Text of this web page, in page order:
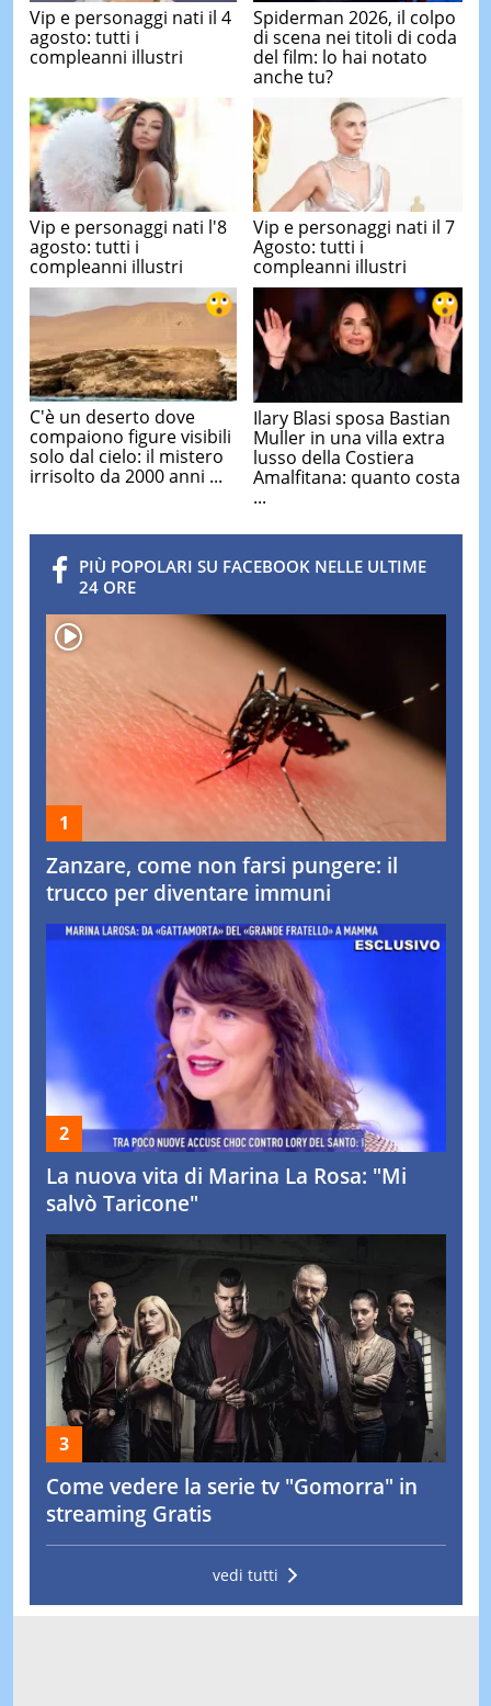
Vip e personaggi nati il 4
agosto: tutti i
compleanni illustri
Spiderman 2026, il colpo
di scena nei titoli di coda
del film: lo hai notato
anche tu?
Vip e personaggi nati l'8
agosto: tutti i
compleanni illustri
Vip e personaggi nati il 7
Agosto: tutti i
compleanni illustri
C'è un deserto dove
compaiono figure visibili
solo dal cielo: il mistero
irrisolto da 2000 anni ...
Ilary Blasi sposa Bastian
Muller in una villa extra
lusso della Costiera
Amalfitana: quanto costa
...
PIÙ POPOLARI SU FACEBOOK NELLE ULTIME
24 ORE
Zanzare, come non farsi pungere: il
trucco per diventare immuni
La nuova vita di Marina La Rosa: "Mi
salvò Taricone"
Come vedere la serie tv "Gomorra" in
streaming Gratis
vedi tutti